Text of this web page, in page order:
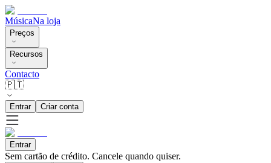
MúsicaNa loja
Preços
Recursos
Contacto
🇵🇹
Entrar Criar conta
Entrar
Sem cartão de crédito. Cancele quando quiser.